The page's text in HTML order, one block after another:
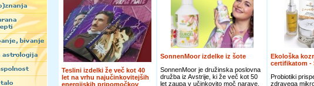
Teslini izdelki že več kot 40
let na vrhu najučinkovitejših
energijskih pripomočkov
SonnenMoor izdelke iz šote
SonnenMoor je družinska poslovna
družba iz Avstrije, ki že več kot 50
let zaupa v učinkovito moč narave.
Ekološka
certifikatom -
Probiotiki
zdravega